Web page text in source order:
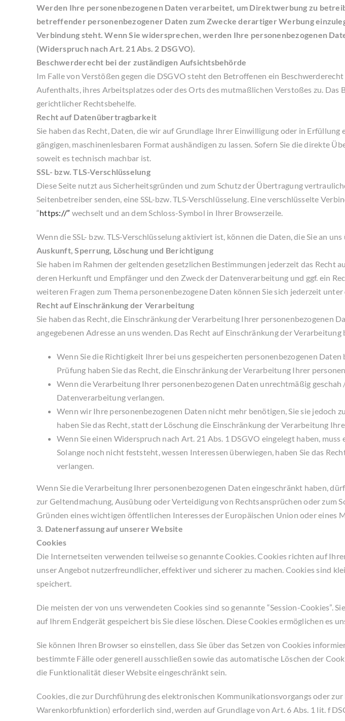
Werden Ihre personenbezogenen Daten verarbeitet, um Direktwerbung zu
betreffender personenbezogener Daten zum Zwecke derartiger Werbung
Verbindung steht. Wenn Sie widersprechen, werden Ihre personenbezogenen
(Widerspruch nach Art. 21 Abs. 2 DSGVO).
Beschwerderecht bei der zuständigen Aufsichtsbehörde
Im Falle von Verstößen gegen die DSGVO steht den Betroffenen ein
Aufenthalts, ihres Arbeitsplatzes oder des Orts des mutmaßlichen Verstoßes zu.
gerichtlicher Rechtsbehelfe.
Recht auf Datenübertragbarkeit
Sie haben das Recht, Daten, die wir auf Grundlage Ihrer Einwilligung oder in
gängigen, maschinenlesbaren Format aushändigen zu lassen. Sofern Sie die direkte
soweit es technisch machbar ist.
SSL- bzw. TLS-Verschlüsselung
Diese Seite nutzt aus Sicherheitsgründen und zum Schutz der Übertragung
Seitenbetreiber senden, eine SSL-bzw. TLS-Verschlüsselung. Eine verschlüsselte
“https://” wechselt und an dem Schloss-Symbol in Ihrer Browserzeile.
Wenn die SSL- bzw. TLS-Verschlüsselung aktiviert ist, können die Daten, die Sie an
Auskunft, Sperrung, Löschung und Berichtigung
Sie haben im Rahmen der geltenden gesetzlichen Bestimmungen jederzeit das
deren Herkunft und Empfänger und den Zweck der Datenverarbeitung und ggf. ein
weiteren Fragen zum Thema personenbezogene Daten können Sie sich jederzeit
Recht auf Einschränkung der Verarbeitung
Sie haben das Recht, die Einschränkung der Verarbeitung Ihrer personenbezogenen
angegebenen Adresse an uns wenden. Das Recht auf Einschränkung der
Wenn Sie die Richtigkeit Ihrer bei uns gespeicherten personenbezogenen
Prüfung haben Sie das Recht, die Einschränkung der Verarbeitung Ihrer
Wenn die Verarbeitung Ihrer personenbezogenen Daten unrechtmäßig
Datenverarbeitung verlangen.
Wenn wir Ihre personenbezogenen Daten nicht mehr benötigen, Sie sie jedoch
haben Sie das Recht, statt der Löschung die Einschränkung der Verarbeitung
Wenn Sie einen Widerspruch nach Art. 21 Abs. 1 DSGVO eingelegt haben,
Solange noch nicht feststeht, wessen Interessen überwiegen, haben Sie das
verlangen.
Wenn Sie die Verarbeitung Ihrer personenbezogenen Daten eingeschränkt haben,
zur Geltendmachung, Ausübung oder Verteidigung von Rechtsansprüchen oder zum
Gründen eines wichtigen öffentlichen Interesses der Europäischen Union oder eines
3. Datenerfassung auf unserer Website
Cookies
Die Internetseiten verwenden teilweise so genannte Cookies. Cookies richten auf
unser Angebot nutzerfreundlicher, effektiver und sicherer zu machen. Cookies sind
speichert.
Die meisten der von uns verwendeten Cookies sind so genannte “Session-Cookies”.
auf Ihrem Endgerät gespeichert bis Sie diese löschen. Diese Cookies ermöglichen es
Sie können Ihren Browser so einstellen, dass Sie über das Setzen von Cookies
bestimmte Fälle oder generell ausschließen sowie das automatische Löschen der
die Funktionalität dieser Website eingeschränkt sein.
Cookies, die zur Durchführung des elektronischen Kommunikationsvorgangs oder
Warenkorbfunktion) erforderlich sind, werden auf Grundlage von Art. 6 Abs. 1 lit. f